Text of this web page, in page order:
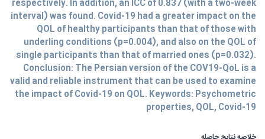
respectively. In addition, an ICC of 0.837 (with a two-week
interval) was found. Covid-19 had a greater impact on the
QOL of healthy participants than that of those with
underling conditions (p=0.004), and also on the QOL of
single participants than that of married ones (p=0.032).
Conclusion: The Persian version of the COV19-QoL is a
valid and reliable instrument that can be used to examine
the impact of Covid-19 on QOL. Keywords: Psychometric
properties, QOL, Covid-19